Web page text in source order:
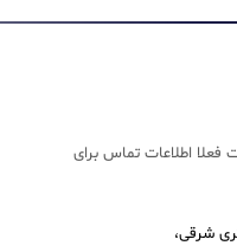
فعلا اطلاعات تماس برای
شرقی،